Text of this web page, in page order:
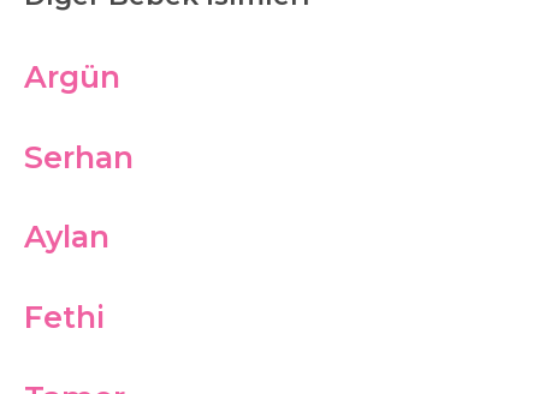
Argün
Serhan
Aylan
Fethi